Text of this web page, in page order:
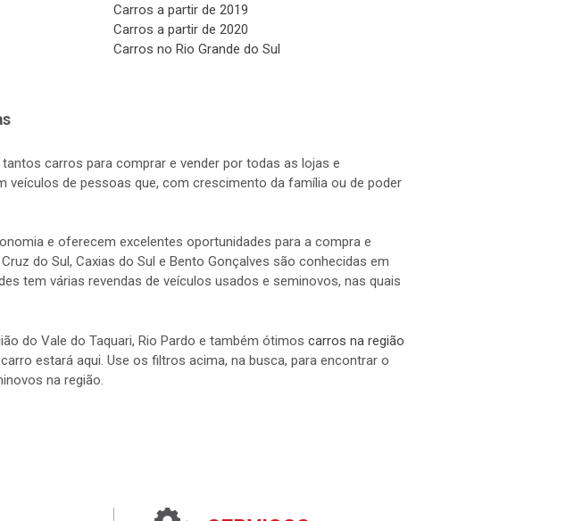
Carros a partir de 2019
Carros a partir de 2020
Carros no Rio Grande do Sul
carros para comprar e vender por todas as lojas e
de pessoas que, com crescimento da família ou de poder
e oferecem excelentes oportunidades para a compra e
do Sul, Caxias do Sul e Bento Gonçalves são conhecidas em
tem várias revendas de veículos usados e seminovos, nas quais
do Vale do Taquari, Rio Pardo e também ótimos carros na região
estará aqui. Use os filtros acima, na busca, para encontrar o
na região.